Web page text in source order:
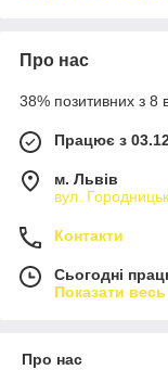
Про нас
38% позитивних з 8
Працює з
м. Львів
вул.
Контакти
Сьогодні
Показати
Про нас